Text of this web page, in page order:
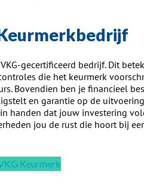
gecertificeerd bedrijf. Dit
die het keurmerk
Bovendien ben je financieel
en garantie op de
handen dat jouw investering
jou de rust die hoort bij
Keurmerk